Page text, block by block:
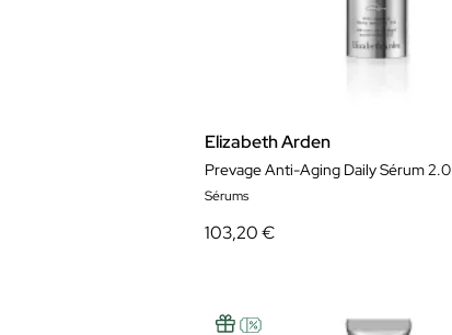
Elizabeth Arden
Prevage Anti-Aging Daily Sérum 2.0
Sérums
103,20 €